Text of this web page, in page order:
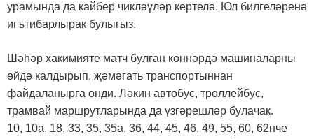
урамында да кайбер чикләүләр кертелә. Юл билгеләренә
игътибарлырак булыгыз.
Шәһәр хакимияте матч булган көннәрдә машиналарны
өйдә калдырып, җәмәгать транспортыннан
файдаланырга өнди. Ләкин автобус, троллейбус,
трамвай маршрутларында да үзгәрешләр булачак.
10, 10а, 18, 33, 35, 35а, 36, 44, 45, 46, 49, 55, 60, 62нче